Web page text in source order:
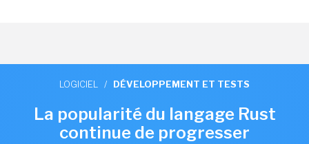
LOGICIEL / DÉVELOPPEMENT ET TESTS
La popularité du langage Rust
continue de progresser